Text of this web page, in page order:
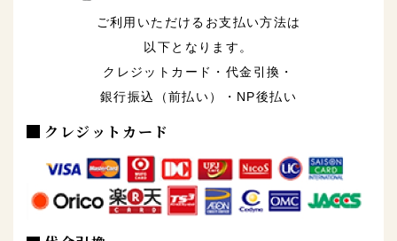
ご利用いただけるお支払い方法は
以下となります。
クレジットカード・代金引換・
銀行振込（前払い）・NP後払い
クレジットカード